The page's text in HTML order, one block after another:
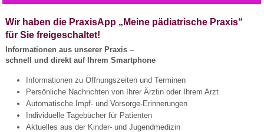
Wir haben die PraxisApp „Meine pädiatrische Praxis“
für Sie freigeschaltet!
Informationen aus unserer Praxis –
schnell und direkt auf Ihrem Smartphone
Informationen zu Öffnungszeiten und Terminen
Persönliche Nachrichten von Ihrer Ärztin oder Ihrem Arzt
Automatische Impf- und Vorsorge-Erinnerungen
Individuelle Tagebücher für Patienten
Aktuelles aus der Kinder- und Jugendmedizin